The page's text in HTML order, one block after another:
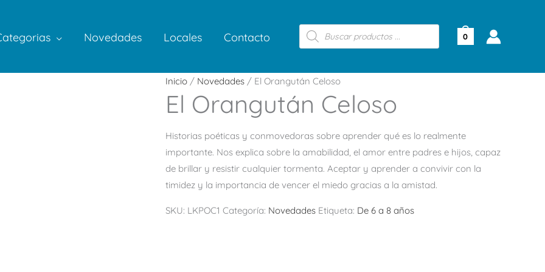
Novedades Locales Contacto
Búsqueda
de
productos
0
Inicio / Novedades / El Orangután Celoso
El Orangután Celoso
Historias poéticas y conmovedoras sobre aprender qué es lo realmente
importante. Nos explica sobre la amabilidad, el amor entre padres e hijos, capaz
de brillar y resistir cualquier tormenta. Aceptar y aprender a convivir con la
timidez y la importancia de vencer el miedo gracias a la amistad.
SKU: LKPOC1 Categoría: Novedades Etiqueta: De 6 a 8 años